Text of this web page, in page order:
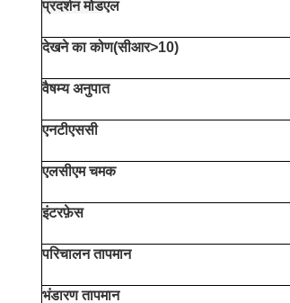
प्रदर्शन मोडएल
देखने का कोण(सीआर>10)
वैषम्य अनुपात
एनटीएससी
एलसीएम चमक
इंटरफ़ेस
परिचालन तापमान
भंडारण तापमान